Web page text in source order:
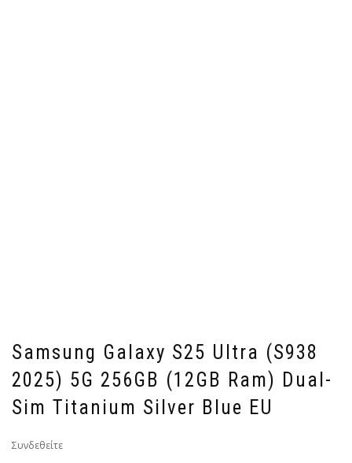
Samsung Galaxy S25 Ultra (S938
2025) 5G 256GB (12GB Ram) Dual-
Sim Titanium Silver Blue EU
Συνδεθείτε